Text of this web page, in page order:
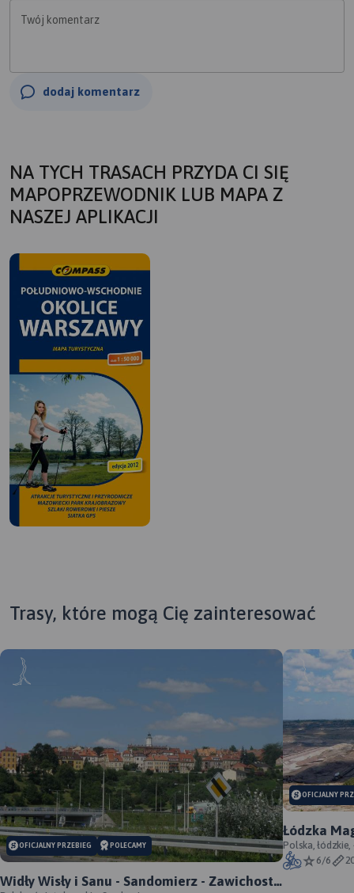
Twój komentarz
dodaj komentarz
NA TYCH TRASACH PRZYDA CI SIĘ
MAPOPRZEWODNIK LUB MAPA Z
NASZEJ APLIKACJI
Trasy, które mogą Cię zainteresować
OFICJALNY PRZEBIEG POLECAMY
Widły Wisły i Sanu - Sandomierz - Zawichost -
OFICJALNY
Łódzka
Polska, łódzkie,
6/6